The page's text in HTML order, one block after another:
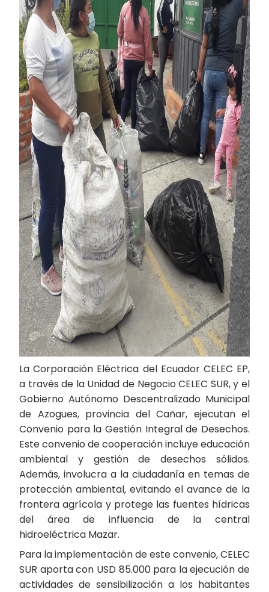
La Corporación Eléctrica del Ecuador CELEC EP,
a través de la Unidad de Negocio CELEC SUR, y el
Gobierno Autónomo Descentralizado Municipal
de Azogues, provincia del Cañar, ejecutan el
Convenio para la Gestión Integral de Desechos.
Este convenio de cooperación incluye educación
ambiental y gestión de desechos sólidos.
Además, involucra a la ciudadanía en temas de
protección ambiental, evitando el avance de la
frontera agrícola y protege las fuentes hídricas
del área de influencia de la central
hidroeléctrica Mazar.
Para la implementación de este convenio, CELEC
SUR aporta con USD 85.000 para la ejecución de
actividades de sensibilización a los habitantes